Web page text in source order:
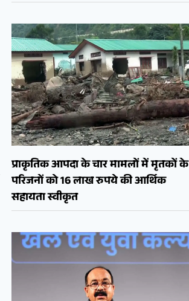
प्राकृतिक आपदा के चार मामलों में मृतकों के
परिजनों को 16 लाख रुपये की आर्थिक
सहायता स्वीकृत